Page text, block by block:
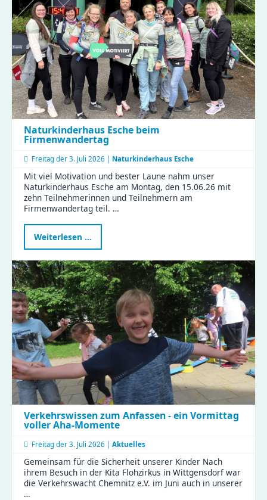
Naturkinderhaus Esche beim
Firmenwandertag
Freitag der 3. Juli 2026 | Naturkinderhaus Esche
Mit viel Motivation und bester Laune nahm unser
Naturkinderhaus Esche am Montag, den 15.06.26 mit
zehn Teilnehmerinnen und Teilnehmern am
Firmenwandertag teil. …
Weiterlesen …
Esche
Firmenwandertag
Verkehrswissen zum Anfassen - ein Vormittag
voller Aha-Momente
Freitag der 3. Juli 2026 | Aktuelles
Gemeinsam für die Sicherheit unserer Kinder Nach
ihrem Besuch in der Kita Flohzirkus in Wittgensdorf war
die Verkehrswacht Chemnitz e.V. im Juni auch in unserer
…